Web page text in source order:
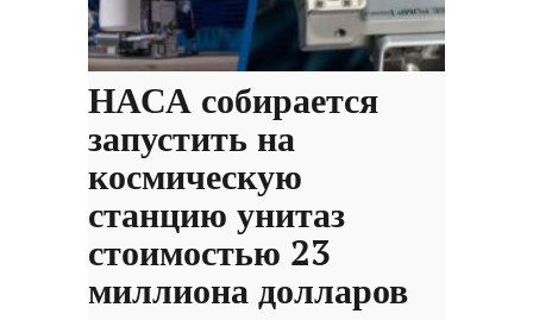
НАСА собирается
запустить на
космическую
станцию ​​унитаз
стоимостью 23
миллиона долларов